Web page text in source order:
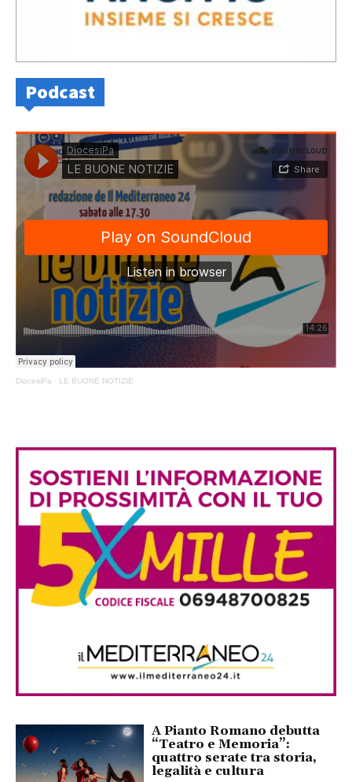
Podcast
DiocesiPa · LE BUONE NOTIZIE
A Pianto Romano debutta
“Teatro e Memoria”:
quattro serate tra storia,
legalità e cultura